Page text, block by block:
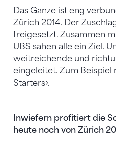
Das Ganze ist eng
Zürich 2014. Der
freigesetzt. Zusammen
UBS sahen alle ein Ziel.
weitreichende und
eingeleitet. Zum Beispiel
Starters›.
Inwiefern profitiert die
heute noch von Zürich